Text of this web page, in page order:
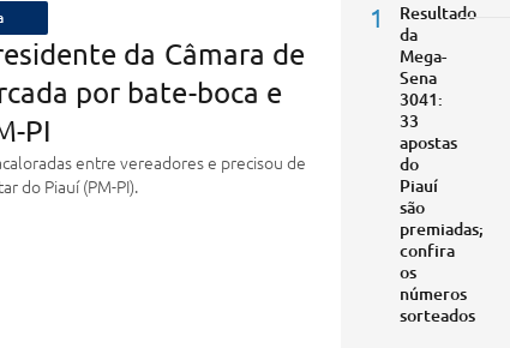
da Câmara de
por bate-boca e
PI
entre vereadores e precisou de
do Piauí (PM-PI).
1
Resultado
da
Mega-
Sena
3041:
33
apostas
do
Piauí
são
premiadas;
confira
os
números
sorteados